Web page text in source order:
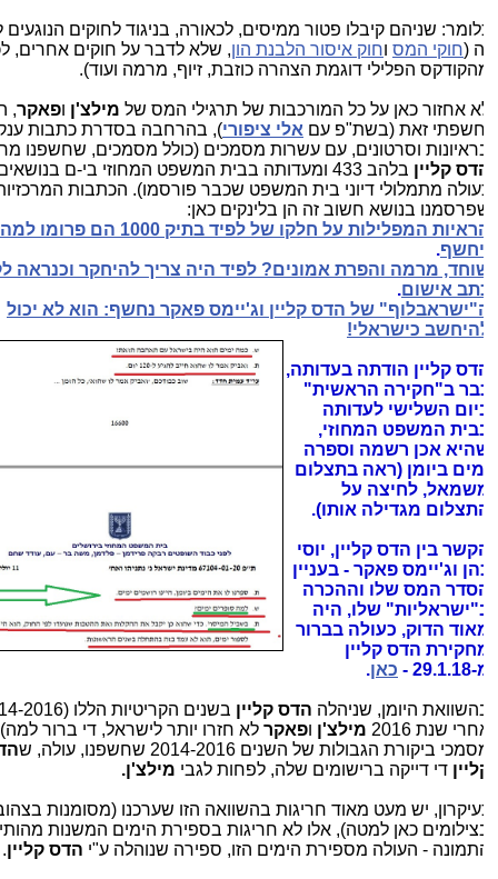
שניהם קיבלו פטור ממיסים, לכאורה, בניגוד לחוקים הנוגעים
(חוקי המסוחוק איסור הלבנת הון, שלא לדבר על חוקים אחרים,
הפלילי דוגמת הצהרה כוזבת, זיוף, מרמה ועוד).
אחזור כאן על כל המורכבות של תרגילי המס שלמילצ'ןופאקר,
זאת (בשת"פ עםאלי ציפורי), בהרחבה בסדרת כתבות
וסרטונים, עם עשרות מסמכים (כולל מסמכים, שחשפנו
קליין
בלהב 433 ומעדותה בבית המשפט המחוזי בי-ם בנושאים
מתמלולי דיוני בית המשפט שכבר פורסמו). הכתבות המרכזיות,
בנושא חשוב זה הן בלינקים כאן:
הראיות המפלילות על חלקו של לפיד בתיק 1000 הם
.
מרמה והפרת אמונים? לפיד היה צריך להיחקר וכנראה
אישום.
של הדס קליין וג'יימס פאקר נחשף: הוא לא יכול
כישראלי!
קליין הודתה בעדותה,
ב"חקירה הראשית"
השלישי לעדותה
המשפט המחוזי,
אכן רשמה וספרה
ביומן (ראה בתצלום
לחיצה על
מגדילה אותו).
בין הדס קליין, יוסי
וג'יימס פאקר - בעניין
המס שלו וההכרה
שלו, היה
הדוק, כעולה בברור
הדס קליין
כאן.
היומן, שניהלההדס קליין
שנת 2016
מילצ'ןופאקרלא חזרו יותר לישראל, די ברור למה),
ביקורת הגבולות של השנים 2014-2016 שחשפנו, עולה, ש
הדס
די דייקה ברישומים שלה, לפחות לגבימילצ'ן.
יש מעט מאוד חריגות בהשוואה הזו שערכנו (מסומנות בצהוב
כאן למטה), אלו לא חריגות בספירת הימים המשנות
- העולה מספירת הימים הזו, ספירה שנוהלה ע"יהדס קליין.